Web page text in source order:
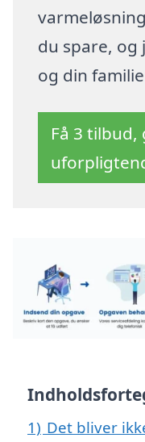
du spare, og
og din
Få 3 tilbud,
1) Det bliver